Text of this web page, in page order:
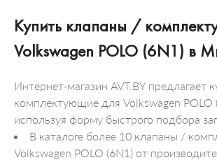
Купить клапаны /
Volkswagen POLO (6N1) в
Интернет-магазин AVT.BY предлагает
комплектующие для Volkswagen POLO
используя форму быстрого подбора
В каталоге более 10 клапаны /
Volkswagen POLO (6N1) от